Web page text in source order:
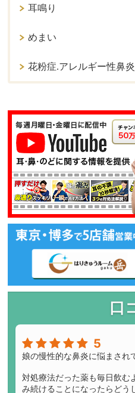
耳鳴り
めまい
花粉症.アレルギー性鼻炎